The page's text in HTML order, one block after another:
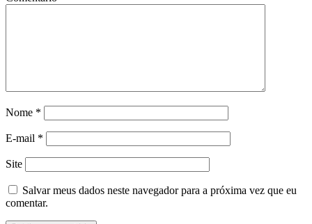
Nome *
E-mail *
Site
Salvar meus dados neste navegador para a próxima vez que eu
comentar.